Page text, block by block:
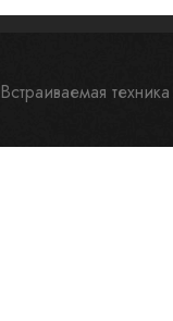
Встраиваемая техника